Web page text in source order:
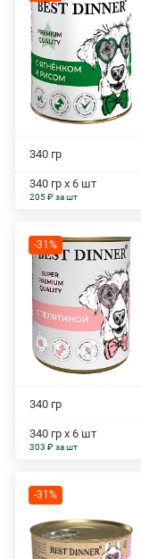
340 гр
340 гр х 6 шт
205 ₽ за шт
-31%
340 гр
340 гр х 6 шт
303 ₽ за шт
-31%